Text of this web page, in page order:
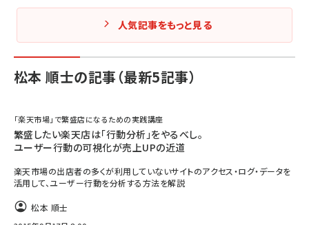
人気記事をもっと見る
松本 順士の記事（最新5記事）
「楽天市場」で繁盛店になるための実践講座
繁盛したい楽天店は「行動分析」をやるべし。
ユーザー行動の可視化が売上UPの近道
楽天市場の出店者の多くが利用していないサイトのアクセス・ログ・データを
活用して、ユーザー行動を分析する方法を解説
松本 順士